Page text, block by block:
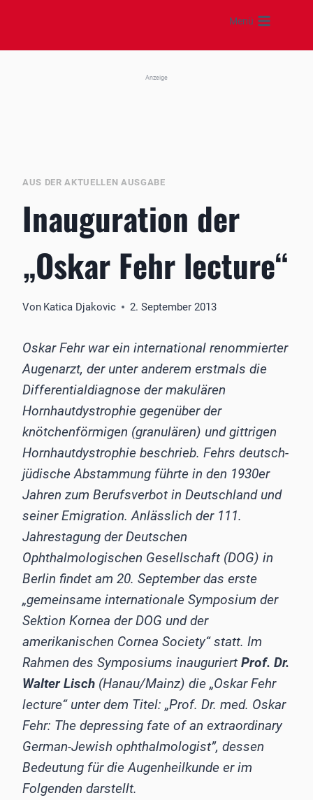
springen
Menü
Anzeige
AUS DER AKTUELLEN AUSGABE
Inauguration der
„Oskar Fehr lecture“
Von Katica Djakovic 2. September 2013
Oskar Fehr war ein international renommierter
Augenarzt, der unter anderem erstmals die
Differentialdiagnose der makulären
Hornhautdystrophie gegenüber der
knötchenförmigen (granulären) und gittrigen
Hornhautdystrophie beschrieb. Fehrs deutsch-
jüdische Abstammung führte in den 1930er
Jahren zum Berufsverbot in Deutschland und
seiner Emigration. Anlässlich der 111.
Jahrestagung der Deutschen
Ophthalmologischen Gesellschaft (DOG) in
Berlin findet am 20. September das erste
„gemeinsame internationale Symposium der
Sektion Kornea der DOG und der
amerikanischen Cornea Society“ statt. Im
Rahmen des Symposiums inauguriert Prof. Dr.
Walter Lisch (Hanau/Mainz) die „Oskar Fehr
lecture“ unter dem Titel: „Prof. Dr. med. Oskar
Fehr: The depressing fate of an extraordinary
German-Jewish ophthalmologist”, dessen
Bedeutung für die Augenheilkunde er im
Folgenden darstellt.